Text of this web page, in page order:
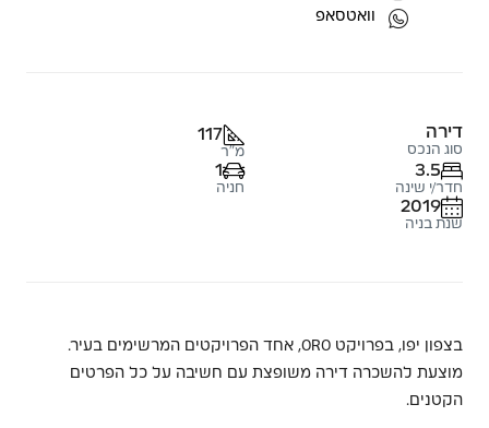
וואטסאפ
דירה
סוג הנכס
117
מ"ר
3.5
חדר/י שינה
1
חניה
2019
שנת בניה
בצפון יפו, בפרויקט ORO, אחד הפרויקטים המרשימים בעיר.
מוצעת להשכרה דירה משופצת עם חשיבה על כל הפרטים
הקטנים.